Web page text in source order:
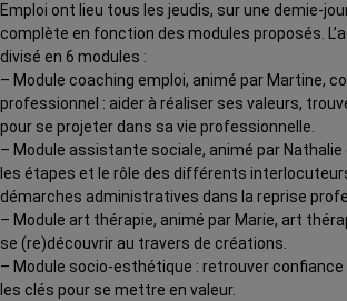
Emploi ont lieu tous les jeudis, sur une demie-
complète en fonction des modules proposés.
divisé en 6 modules :
– Module coaching emploi, animé par Martine,
professionnel : aider à réaliser ses valeurs,
pour se projeter dans sa vie professionnelle.
– Module assistante sociale, animé par Nathalie
les étapes et le rôle des différents
démarches administratives dans la reprise
– Module art thérapie, animé par Marie, art
se (re)découvrir au travers de créations.
– Module socio-esthétique : retrouver
les clés pour se mettre en valeur.